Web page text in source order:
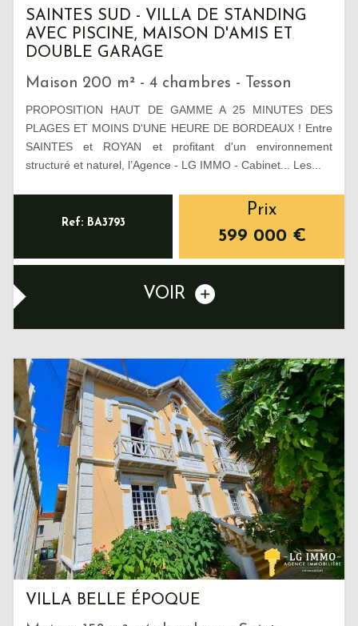
SAINTES SUD - VILLA DE STANDING
AVEC PISCINE, MAISON D'AMIS ET
DOUBLE GARAGE
Maison 200 m² - 4 chambres - Tesson
PROPOSITION HAUT DE GAMME A 25 MINUTES DES
PLAGES ET MOINS D'UNE HEURE DE BORDEAUX ! Entre
SAINTES et ROYAN et profitant d'un environnement
structuré et naturel, l’Agence - LG IMMO - Cabinet... Les...
Ref: BA3793
Prix
599 000 €
VOIR
VILLA BELLE ÉPOQUE